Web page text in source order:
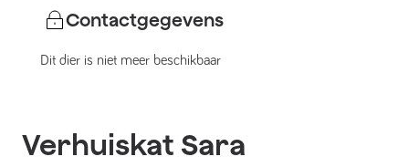
Contactgegevens
Dit dier is niet meer beschikbaar
Verhuiskat Sara